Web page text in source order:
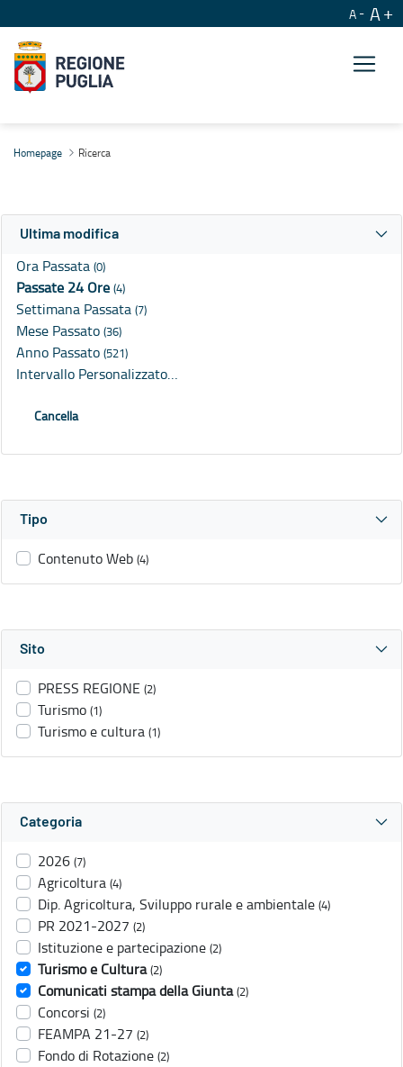
A A
Homepage Ricerca
Ultima modifica
Ora Passata (0)
Passate 24 Ore (4)
Settimana Passata (7)
Mese Passato (36)
Anno Passato (521)
Intervallo Personalizzato…
Cancella
Tipo
Contenuto Web (4)
Sito
PRESS REGIONE (2)
Turismo (1)
Turismo e cultura (1)
Categoria
2026 (7)
Agricoltura (4)
Dip. Agricoltura, Sviluppo rurale e ambientale (4)
PR 2021-2027 (2)
Istituzione e partecipazione (2)
Turismo e Cultura (2)
Comunicati stampa della Giunta (2)
Concorsi (2)
FEAMPA 21-27 (2)
Fondo di Rotazione (2)